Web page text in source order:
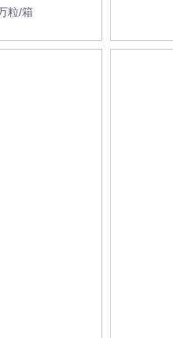
粒/箱